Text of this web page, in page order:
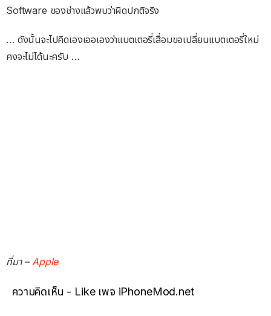
Software ของช่างแล้วพบว่าผิดปกติจริง
… ดังนั้นจะไปคิดเองเออเองว่าแบตเตอรี่เสื่อมขอเปลี่ยนแบตเตอรี่ใหม่
คงจะไม่ได้นะครับ …
ที่มา – Apple
ความคิดเห็น - Like เพจ iPhoneMod.net